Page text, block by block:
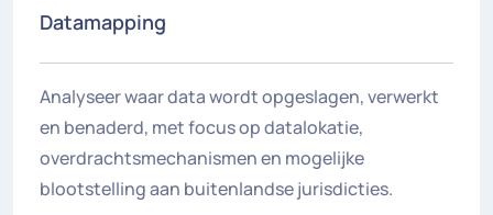
Datamapping
Analyseer waar data wordt opgeslagen, verwerkt
en benaderd, met focus op datalokatie,
overdrachtsmechanismen en mogelijke
blootstelling aan buitenlandse jurisdicties.